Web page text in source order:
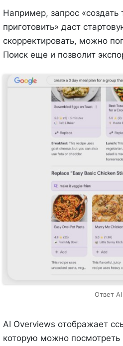
Например, запрос
приготовить» даст
скорректировать, можно
Поиск еще и позволит
Ответ
AI Overviews отображает
которую можно посмотреть